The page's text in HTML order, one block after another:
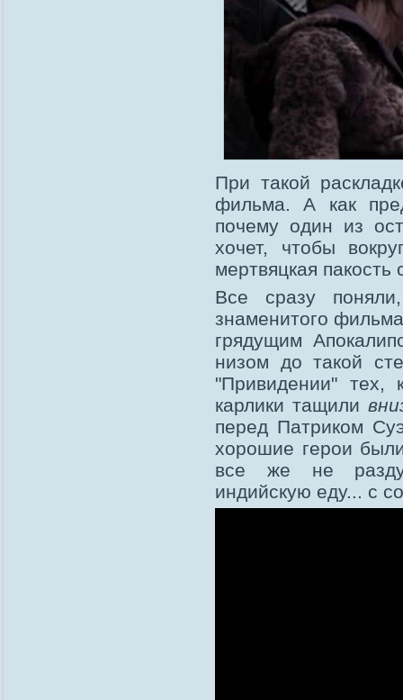
При такой
фильма. А как
почему один из
хочет, чтобы
мертвяцкая
Все сразу
знаменитого
грядущим
низом до такой
"Привидении" тех,
карлики тащили
перед Патриком
хорошие герои
все же не
индийскую еду... с